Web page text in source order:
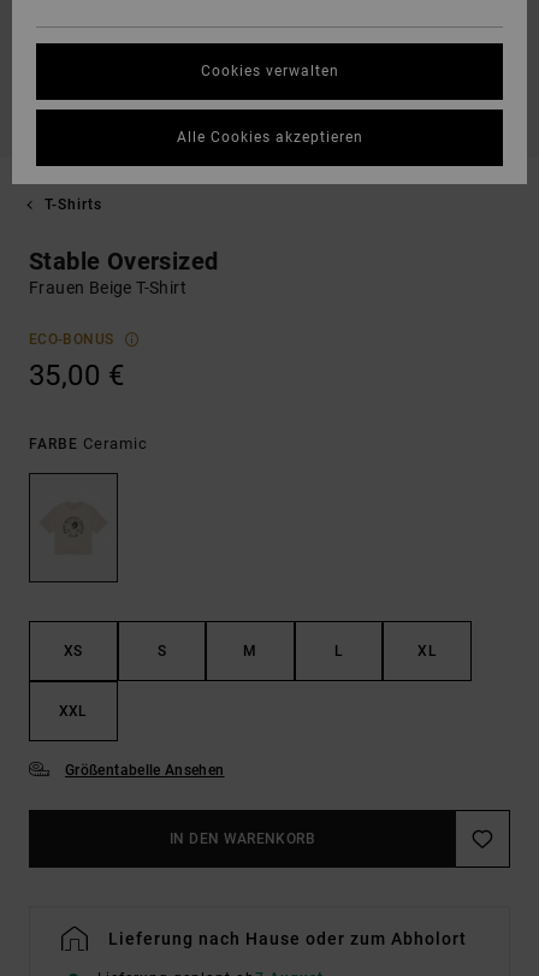
T-Shirts
Stable Oversized
Frauen Beige T-Shirt
ECO-BONUS
35,00 €
FARBE Ceramic
XS S M L XL
XXL
Größentabelle Ansehen
IN DEN WARENKORB
Lieferung nach Hause oder zum Abholort
Cookies verwalten
Alle Cookies akzeptieren